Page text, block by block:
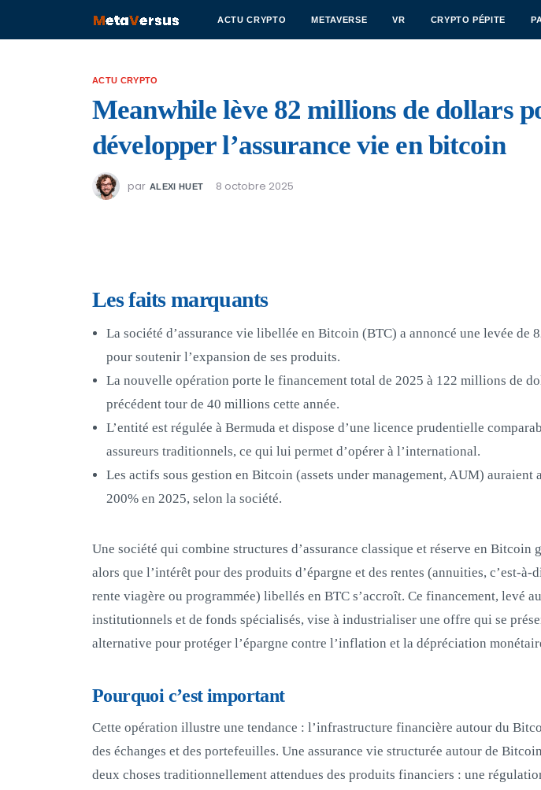
ACTU CRYPTO METAVERSE VR CRYPTO PÉPITE
ACTU CRYPTO
Meanwhile lève 82 millions de dollars
développer l’assurance vie en bitcoin
par ALEXI HUET 8 octobre 2025
Les faits marquants
La société d’assurance vie libellée en Bitcoin (BTC) a annoncé une levée de
pour soutenir l’expansion de ses produits.
La nouvelle opération porte le financement total de 2025 à 122 millions de
précédent tour de 40 millions cette année.
L’entité est régulée à Bermuda et dispose d’une licence prudentielle
assureurs traditionnels, ce qui lui permet d’opérer à l’international.
Les actifs sous gestion en Bitcoin (assets under management, AUM) auraient
200% en 2025, selon la société.
Une société qui combine structures d’assurance classique et réserve en Bitcoin
alors que l’intérêt pour des produits d’épargne et des rentes (annuities, c’est-à-
rente viagère ou programmée) libellés en BTC s’accroît. Ce financement, levé
institutionnels et de fonds spécialisés, vise à industrialiser une offre qui se
alternative pour protéger l’épargne contre l’inflation et la dépréciation
Pourquoi c’est important
Cette opération illustre une tendance : l’infrastructure financière autour du
des échanges et des portefeuilles. Une assurance vie structurée autour de
deux choses traditionnellement attendues des produits financiers : une